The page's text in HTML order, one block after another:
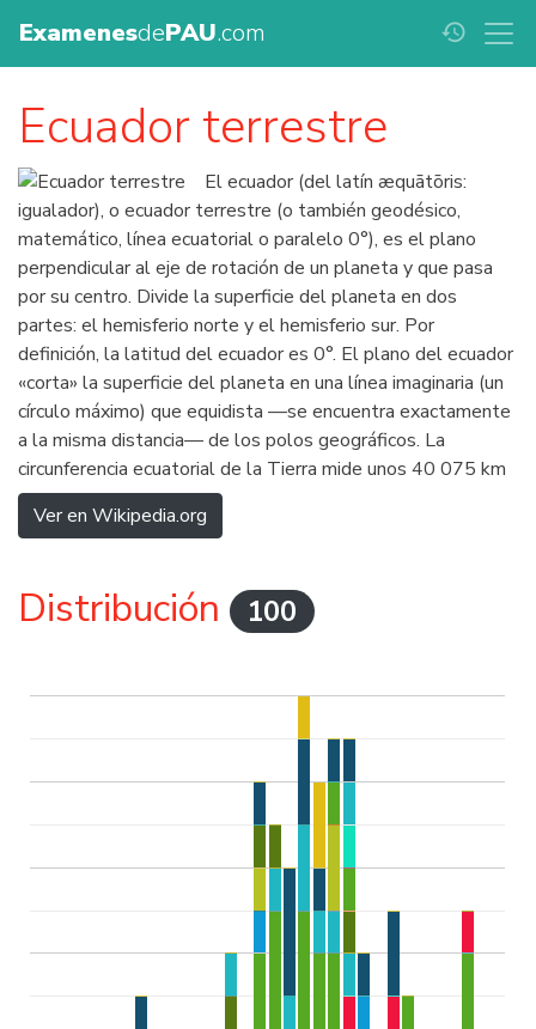
ExamenesdePAU.com history
Ecuador terrestre
El ecuador (del latín æquātōris:
igualador), o ecuador terrestre (o también geodésico,
matemático, línea ecuatorial o paralelo 0°), es el plano
perpendicular al eje de rotación de un planeta y que pasa
por su centro. Divide la superficie del planeta en dos
partes: el hemisferio norte y el hemisferio sur. Por
definición, la latitud del ecuador es 0°. El plano del ecuador
«corta» la superficie del planeta en una línea imaginaria (un
círculo máximo) que equidista —se encuentra exactamente
a la misma distancia— de los polos geográficos. La
circunferencia ecuatorial de la Tierra mide unos 40 075 km
Ver en Wikipedia.org
Distribución 100